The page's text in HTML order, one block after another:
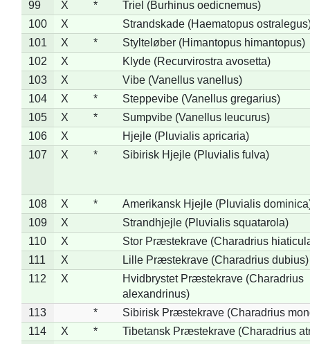
99 X *
Triel (Burhinus oedicnemus)
100
X
Strandskade (Haematopus
101
X *
Stylteløber (Himantopus himantopus)
102
X
Klyde (Recurvirostra avosetta)
103
X
Vibe (Vanellus vanellus)
104
X *
Steppevibe (Vanellus gregarius)
105
X *
Sumpvibe (Vanellus leucurus)
106
X
Hjejle (Pluvialis apricaria)
107
X * Sibirisk Hjejle (Pluvialis fulva)
108 X *
Amerikansk Hjejle (Pluvialis
109
X
Strandhjejle (Pluvialis squatarola)
110
X
Stor Præstekrave (Charadrius
111
X
Lille Præstekrave (Charadrius dubius)
112
X
Hvidbrystet Præstekrave (Charadrius
alexandrinus)
113
*
Sibirisk Præstekrave (Charadrius
114
X *
Tibetansk Præstekrave (Charadrius